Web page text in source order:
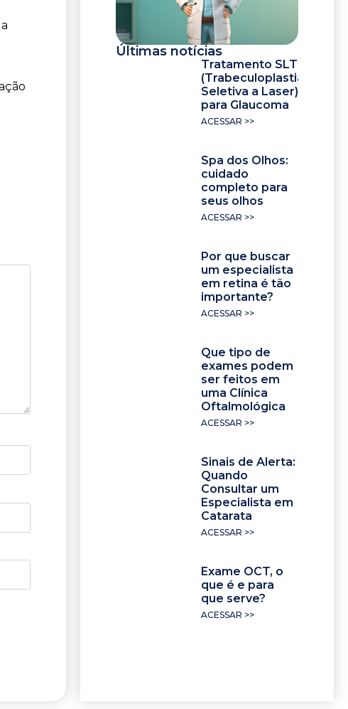
Últimas notícias
Tratamento SLT
(Trabeculoplastia
Seletiva a Laser)
para Glaucoma
ACESSAR >>
Spa dos Olhos:
cuidado
completo para
seus olhos
ACESSAR >>
Por que buscar
um especialista
em retina é tão
importante?
ACESSAR >>
Que tipo de
exames podem
ser feitos em
uma Clínica
Oftalmológica
ACESSAR >>
Sinais de Alerta:
Quando
Consultar um
Especialista em
Catarata
ACESSAR >>
Exame OCT, o
que é e para
que serve?
ACESSAR >>